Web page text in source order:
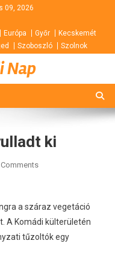
09, 2026
Európa Győr
Kecskemét
Szoboszló Szolnok
Nap
ki
a száraz vegetáció
A Komádi külterületén
tűzoltók egy